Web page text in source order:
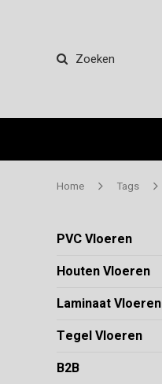
Zoeken
Home Tags
PVC Vloeren
Houten Vloeren
Laminaat Vloeren
Tegel Vloeren
B2B